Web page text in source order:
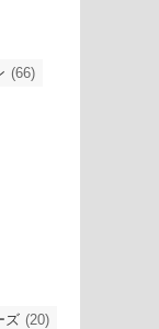
(66)
ズ (20)